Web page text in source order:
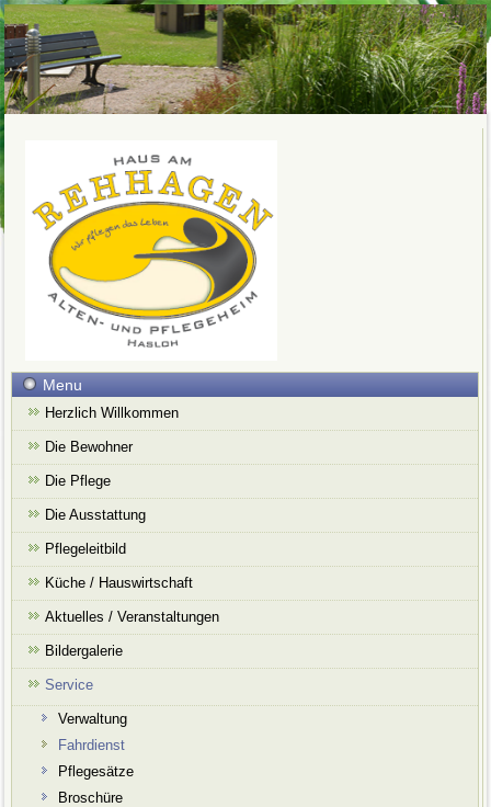
Menu
Herzlich Willkommen
Die Bewohner
Die Pflege
Die Ausstattung
Pflegeleitbild
Küche / Hauswirtschaft
Aktuelles / Veranstaltungen
Bildergalerie
Service
Verwaltung
Fahrdienst
Pflegesätze
Broschüre